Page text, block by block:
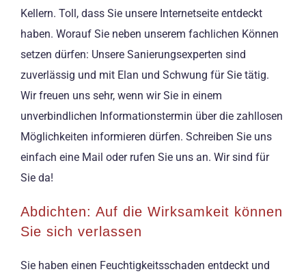
Kellern. Toll, dass Sie unsere Internetseite entdeckt
haben. Worauf Sie neben unserem fachlichen Können
setzen dürfen: Unsere Sanierungsexperten sind
zuverlässig und mit Elan und Schwung für Sie tätig.
Wir freuen uns sehr, wenn wir Sie in einem
unverbindlichen Informationstermin über die zahllosen
Möglichkeiten informieren dürfen. Schreiben Sie uns
einfach eine Mail oder rufen Sie uns an. Wir sind für
Sie da!
Abdichten: Auf die Wirksamkeit können
Sie sich verlassen
Sie haben einen Feuchtigkeitsschaden entdeckt und